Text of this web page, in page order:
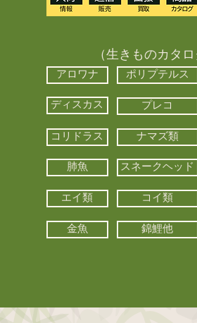
（生きものカタロ
アロワナ ポリプテルス
ディスカス プレコ
コリドラス ナマズ類
肺魚 スネークヘッド
エイ類 コイ類
金魚 錦鯉他